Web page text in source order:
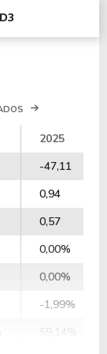
2025
-47,11
0,94
0,57
0,00%
0,00%
-1,99%
59,14%